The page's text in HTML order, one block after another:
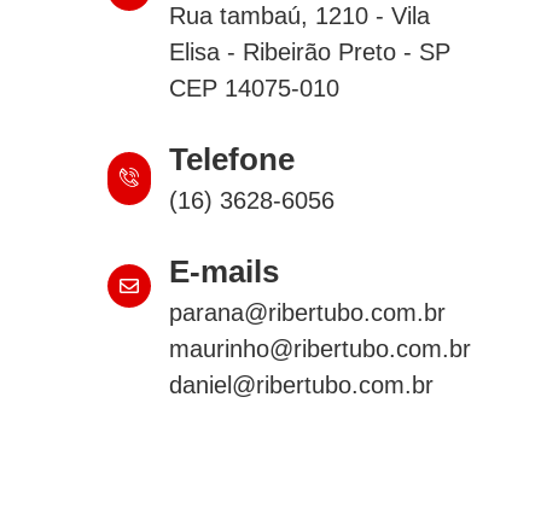
Rua tambaú, 1210 - Vila
Elisa - Ribeirão Preto - SP
CEP 14075-010
Telefone
(16) 3628-6056
E-mails
parana@ribertubo.com.br
maurinho@ribertubo.com.br
daniel@ribertubo.com.br